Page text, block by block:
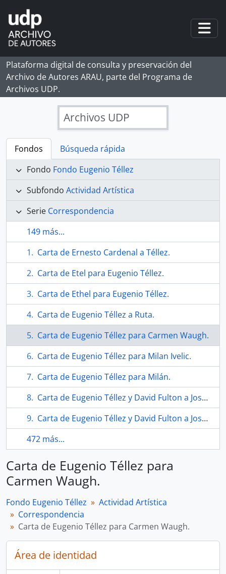
Skip to main content
Plataforma digital de consulta y preservación del
Archivo de Autores ARAU, parte del Programa de
Archivos UDP.
Archivos UDP
Fondos
Búsqueda rápida
Fondo Fondo Eugenio Téllez
Subfondo Actividad Artística
Serie Correspondencia
149 más...
Carta de Ernesto Cardenal a Téllez.
Carta de Etel para Eugenio Téllez.
Carta de Ethel para Eugenio Téllez.
Carta de Eugenio Téllez a Ruta.
Carta de Eugenio Téllez para Carmen Waugh.
Carta de Eugenio Téllez para Milan Ivelic.
Carta de Eugenio Téllez para Milán.
Carta de Eugenio Téllez y David Fulton a Joseph Green
Carta de Eugenio Téllez y David Fulton a Joseph Green
472 más...
Carta de Eugenio Téllez para
Carmen Waugh.
Fondo Eugenio Téllez
Actividad Artística
Correspondencia
Carta de Eugenio Téllez para Carmen Waugh.
Área de identidad